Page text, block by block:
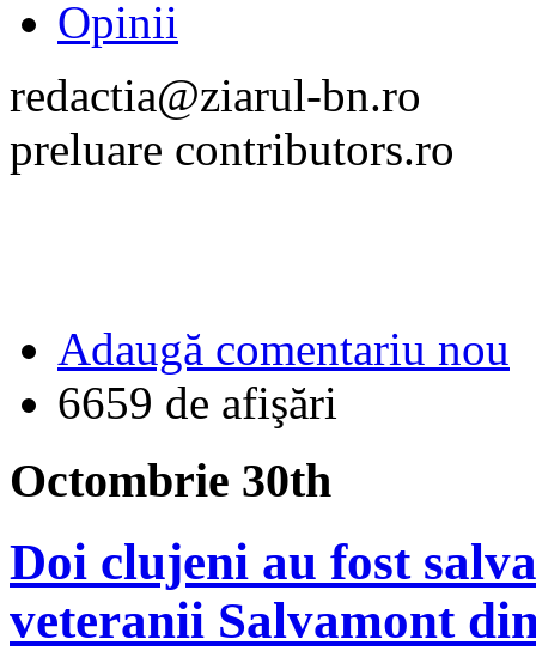
Opinii
redactia@ziarul-bn.ro
preluare contributors.ro
Adaugă comentariu nou
6659 de afişări
Octombrie 30th
Doi clujeni au fost
veteranii Salvamont